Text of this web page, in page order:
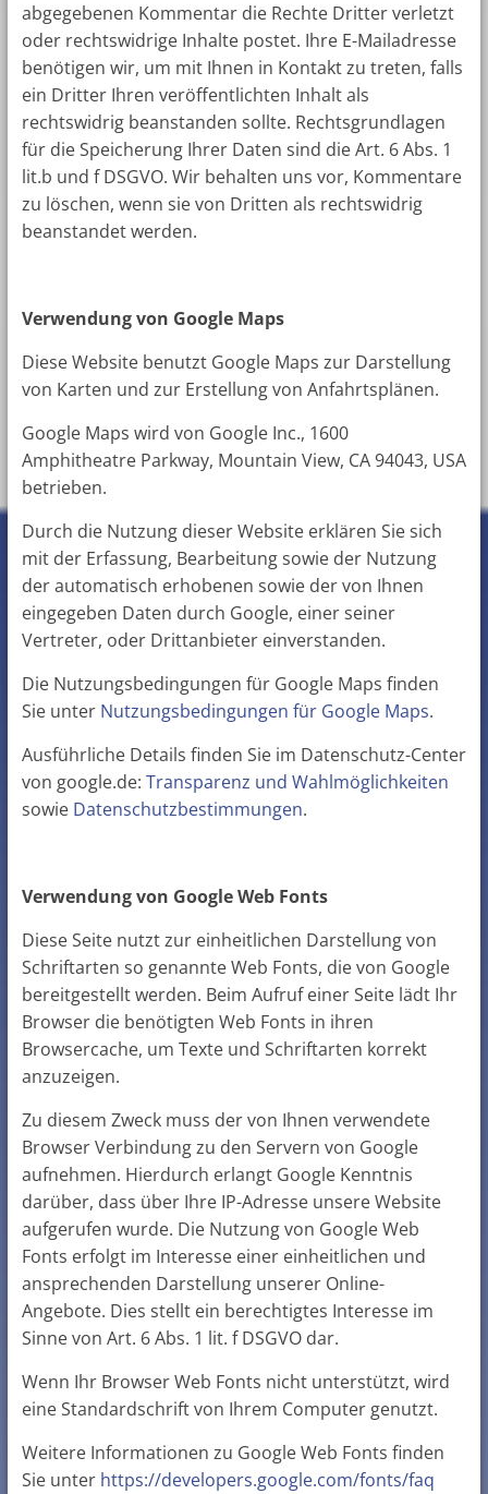
abgegebenen Kommentar die Rechte Dritter verletzt
oder rechtswidrige Inhalte postet. Ihre E-Mailadresse
benötigen wir, um mit Ihnen in Kontakt zu treten, falls
ein Dritter Ihren veröffentlichten Inhalt als
rechtswidrig beanstanden sollte. Rechtsgrundlagen
für die Speicherung Ihrer Daten sind die Art. 6 Abs. 1
lit.b und f DSGVO. Wir behalten uns vor, Kommentare
zu löschen, wenn sie von Dritten als rechtswidrig
beanstandet werden.
Verwendung von Google Maps
Diese Website benutzt Google Maps zur Darstellung
von Karten und zur Erstellung von Anfahrtsplänen.
Google Maps wird von Google Inc., 1600
Amphitheatre Parkway, Mountain View, CA 94043, USA
betrieben.
Durch die Nutzung dieser Website erklären Sie sich
mit der Erfassung, Bearbeitung sowie der Nutzung
der automatisch erhobenen sowie der von Ihnen
eingegeben Daten durch Google, einer seiner
Vertreter, oder Drittanbieter einverstanden.
Die Nutzungsbedingungen für Google Maps finden
Sie unter Nutzungsbedingungen für Google Maps.
Ausführliche Details finden Sie im Datenschutz-Center
von google.de: Transparenz und Wahlmöglichkeiten
sowie Datenschutzbestimmungen.
Verwendung von Google Web Fonts
Diese Seite nutzt zur einheitlichen Darstellung von
Schriftarten so genannte Web Fonts, die von Google
bereitgestellt werden. Beim Aufruf einer Seite lädt Ihr
Browser die benötigten Web Fonts in ihren
Browsercache, um Texte und Schriftarten korrekt
anzuzeigen.
Zu diesem Zweck muss der von Ihnen verwendete
Browser Verbindung zu den Servern von Google
aufnehmen. Hierdurch erlangt Google Kenntnis
darüber, dass über Ihre IP-Adresse unsere Website
aufgerufen wurde. Die Nutzung von Google Web
Fonts erfolgt im Interesse einer einheitlichen und
ansprechenden Darstellung unserer Online-
Angebote. Dies stellt ein berechtigtes Interesse im
Sinne von Art. 6 Abs. 1 lit. f DSGVO dar.
Wenn Ihr Browser Web Fonts nicht unterstützt, wird
eine Standardschrift von Ihrem Computer genutzt.
Weitere Informationen zu Google Web Fonts finden
Sie unter https://developers.google.com/fonts/faq